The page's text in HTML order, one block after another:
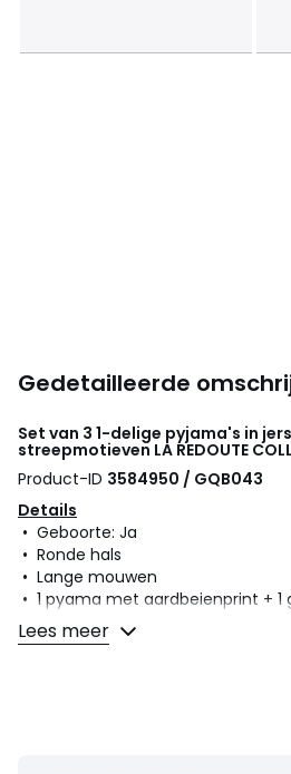
Gedetailleerde
Set van 3 1-delige pyjama's in
streepmotieven LA REDOUTE
Product-ID 3584950 / GQB043
Details
• Geboorte: Ja
• Ronde hals
• Lange mouwen
• 1 pyama met aardbeienprint + 1
effen pyjama met
• Drukknoopsluiting achteraan
Lees meer